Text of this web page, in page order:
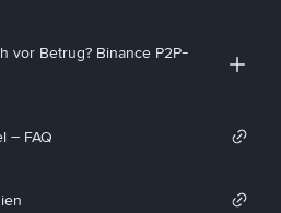
vor Betrug? Binance P2P-
– FAQ